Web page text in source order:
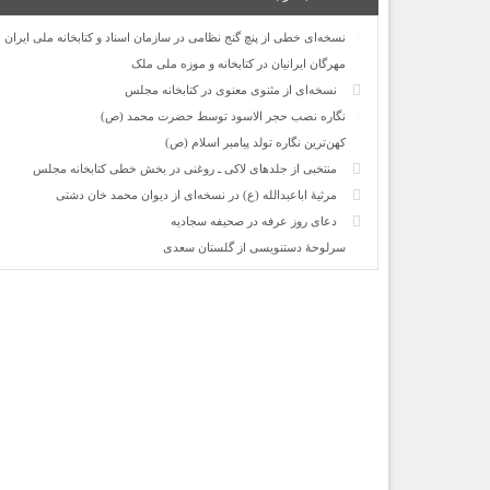
نسخه‌ای خطی از پنچ گنج نظامی در سازمان اسناد و کتابخانه ملی ایران
مهرگان ایرانیان در کتابخانه و موزه ملی ملک
نسخه‌ای از مثنوی معنوی در کتابخانه مجلس
نگاره نصب حجر الاسود توسط حضرت محمد (ص)
کهن‌ترین نگاره تولد پیامبر اسلام (ص)
منتخبی از جلدهای لاکی ـ روغنی در بخش خطی کتابخانه مجلس
مرثیۀ اباعبدالله (ع) در نسخه‌ای از دیوان محمد خان دشتی
دعای روز عرفه در صحیفه سجادیه
سرلوحۀ دستنویسی از گلستان سعدی